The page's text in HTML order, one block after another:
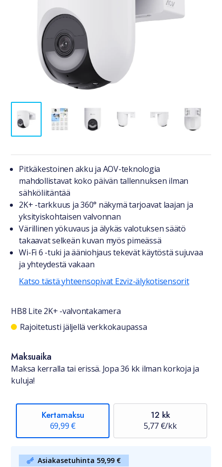
Tuotteesta lyhyesti
Pitkäkestoinen akku ja AOV-teknologia
mahdollistavat koko päivän tallennuksen ilman
sähköliitäntää
2K+ -tarkkuus ja 360° näkymä tarjoavat laajan ja
yksityiskohtaisen valvonnan
Värillinen yökuvaus ja älykäs valotuksen säätö
takaavat selkeän kuvan myös pimeässä
Wi-Fi 6 -tuki ja ääniohjaus tekevät käytöstä sujuvaa
ja yhteydestä vakaan
Katso tästä yhteensopivat Ezviz-älykotisensorit
HB8 Lite 2K+ -valvontakamera
Saatavuustiedot
Rajoitetusti jäljellä verkkokaupassa
Maksuaika
Maksa kerralla tai erissä. Jopa 36 kk ilman korkoja ja
kuluja!
Kertamaksu
69,99 €
12 kk
5,77 €/kk
Asiakasetuhinta 59,99 €